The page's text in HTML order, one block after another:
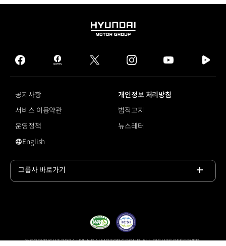
HYUNDAI
GROUP
facebook
hmg
journal
twitter instagram
tv
공지사항
개인정보 처리방침
서비스 이용약관
법적고지
운영정책
뉴스레터
영문 사이트로 이동
English
그룹사 바로가기
© COPYRIGHT 2026 HYUNDAI MOTOR GROUP, ALL RIGHTS RESERVED.